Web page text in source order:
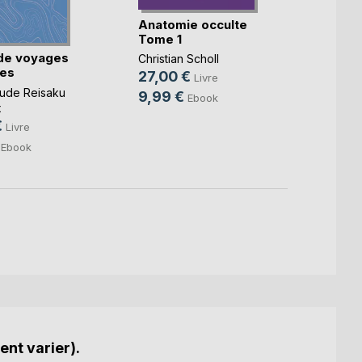
voyages
Reisaku
Livre
Ebook
Anatomie occulte
Tome 1
Christian Scholl
27,00 € Livre
9,99 € Ebook
varier).